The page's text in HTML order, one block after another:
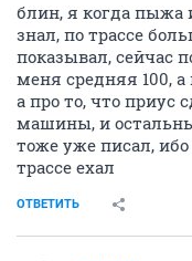
блин, я когда пыжа
знал, по трассе
показывал, сейчас
меня средняя 100, а
а про то, что приус
машины, и
тоже уже писал,
трассе ехал
ОТВЕТИТЬ